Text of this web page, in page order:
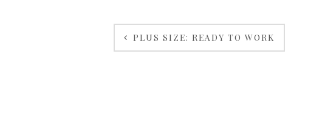
PLUS SIZE: READY TO WORK